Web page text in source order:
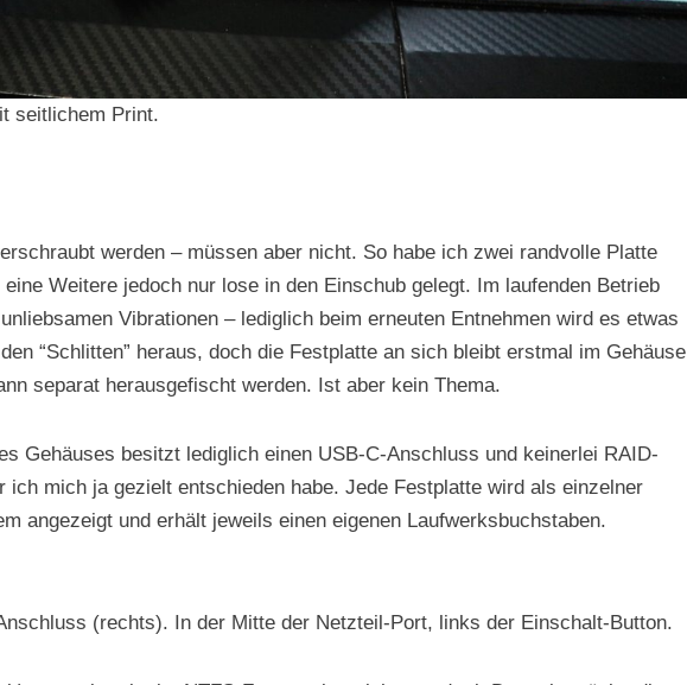
seitlichem Print.
werden – müssen aber nicht. So habe ich zwei randvolle Platte
Weitere jedoch nur lose in den Einschub gelegt. Im laufenden Betrieb
Vibrationen – lediglich beim erneuten Entnehmen wird es etwas
“Schlitten” heraus, doch die Festplatte an sich bleibt erstmal im Gehäuse
separat herausgefischt werden. Ist aber kein Thema.
Gehäuses besitzt lediglich einen USB-C-Anschluss und keinerlei RAID-
ich mich ja gezielt entschieden habe. Jede Festplatte wird als einzelner
angezeigt und erhält jeweils einen eigenen Laufwerksbuchstaben.
(rechts). In der Mitte der Netzteil-Port, links der Einschalt-Button.